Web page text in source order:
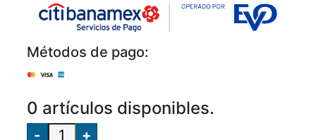
Métodos de pago:
0 artículos disponibles.
- +